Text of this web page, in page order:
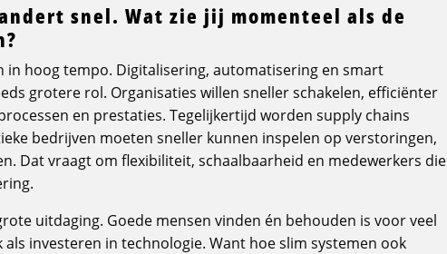
snel. Wat zie jij momenteel als de
in hoog tempo. Digitalisering, automatisering en smart
grotere rol. Organisaties willen sneller schakelen, efficiënter
en prestaties. Tegelijkertijd worden supply chains
bedrijven moeten sneller kunnen inspelen op verstoringen,
Dat vraagt om flexibiliteit, schaalbaarheid en medewerkers die
uitdaging. Goede mensen vinden én behouden is voor veel
investeren in technologie. Want hoe slim systemen ook